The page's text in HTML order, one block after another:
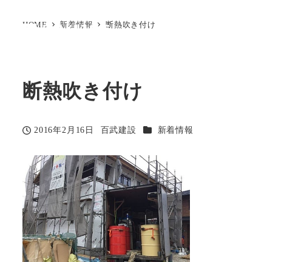
HOME 新着情報 断熱吹き付け
断熱吹き付け
投稿日
2016年2月16日
著
百武建設 カテゴリー
新着情報